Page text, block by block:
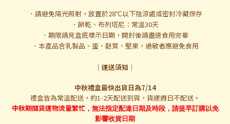
．請避免陽光照射，放置於28℃以下陰涼處或密封冷藏保存
．餅乾、布列塔尼：常溫30天
．期限請見盒底標示日期，開封後請盡速食用完畢
．本產品含乳製品、蛋、麩質、堅果，過敏者應避免食用
｜運送須知｜
中秋禮盒最快出貨日為7/14
禮盒皆為常溫配送，約1-2天配送到貨，貨運週日不配送。
中秋期間貨運物流量繁忙，無法指定配達日期及時段，請提早訂購以免
影響收貨日期